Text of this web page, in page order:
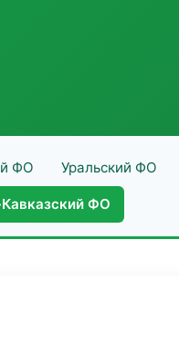
ФО Уральский ФО
ФО